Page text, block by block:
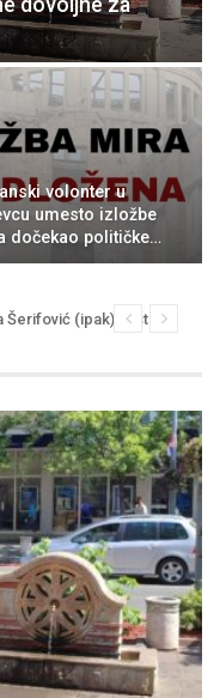
volonter u
umesto izložbe
dočekao političke…
Šerifović (ipak) nastupaju u